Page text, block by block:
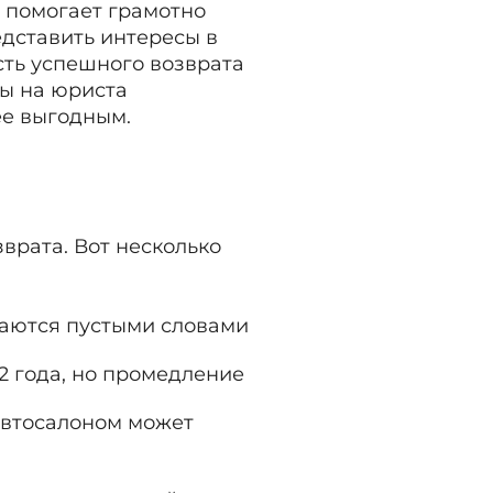
грамотно
интересы в
успешного возврата
на юриста
выгодным.
Вот несколько
пустыми словами
года, но промедление
может